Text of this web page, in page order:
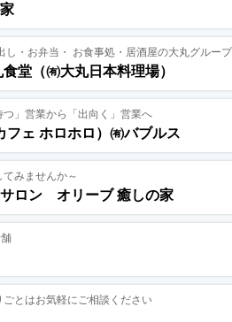
し・お弁当・ お食事処・居酒屋の大丸グループ
堂（㈲大丸日本料理場）
」営業から「出向く」営業へ
ェ ホロホロ）㈲バブルス
みませんか～
サロン オリーブ 癒しの家
とはお気軽にご相談ください